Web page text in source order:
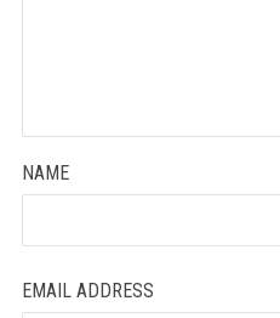
NAME
EMAIL ADDRESS